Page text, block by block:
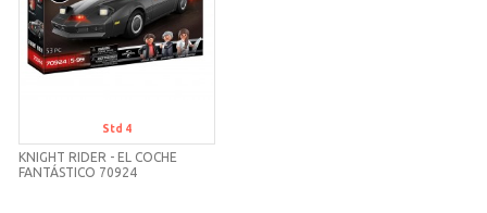
Std 4
KNIGHT RIDER - EL COCHE
FANTÁSTICO 70924